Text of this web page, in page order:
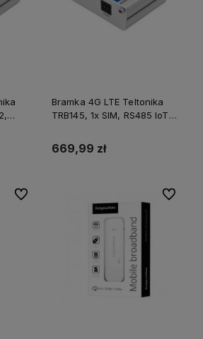
Bramka 4G LTE Teltonika
TRB145, 1x SIM, RS485 IoT
669,99 zł
Do ulubionych Do